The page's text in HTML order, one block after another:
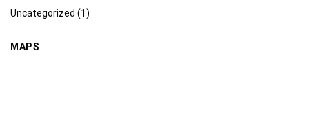
Uncategorized (1)
MAPS